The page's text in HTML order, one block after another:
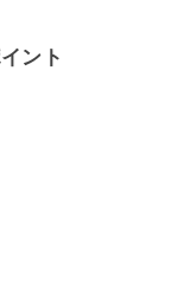
ント